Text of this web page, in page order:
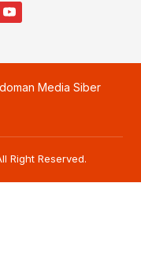
Media Siber
Right Reserved.